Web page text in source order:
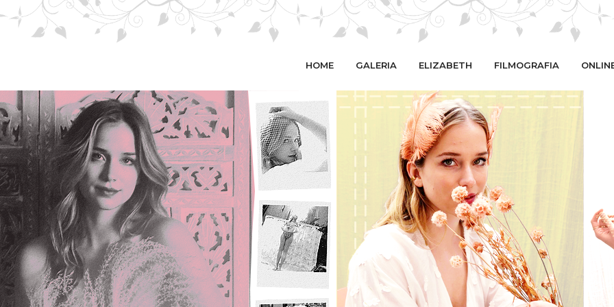
HOME GALERIA ELIZABETH FILMOGRAFIA